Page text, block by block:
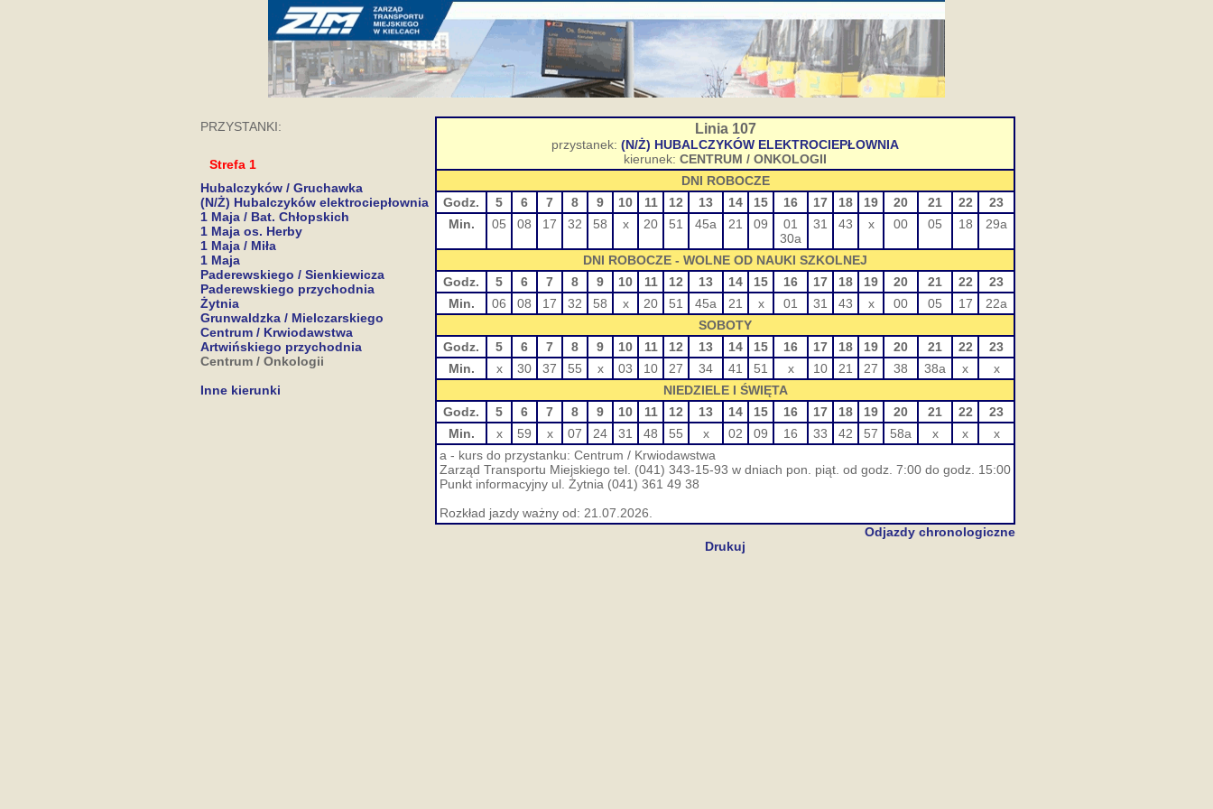
PRZYSTANKI:
Strefa 1
Hubalczyków / Gruchawka
(N/Ż) Hubalczyków elektrociepłownia
1 Maja / Bat. Chłopskich
1 Maja os. Herby
1 Maja / Miła
1 Maja
Paderewskiego / Sienkiewicza
Paderewskiego przychodnia
Żytnia
Grunwaldzka / Mielczarskiego
Centrum / Krwiodawstwa
Artwińskiego przychodnia
Centrum / Onkologii
Inne kierunki
Linia 107
przystanek: (N/Ż) HUBALCZYKÓW ELEKTROCIEPŁOWNIA
kierunek: CENTRUM / ONKOLOGII
DNI ROBOCZE
Godz.
5 6 7 8 9 10 11 12 13 14 15 16 17 18 19 20 21 22
23
Min.
05 08 17 32 58 x 20 51 45a 21 09
01
30a
31 43 x 00 05 18 29a
DNI ROBOCZE - WOLNE OD NAUKI SZKOLNEJ
Godz.
5 6 7 8 9 10 11 12 13 14 15 16 17 18 19 20 21 22
23
Min.
06 08 17 32 58 x 20 51 45a 21 x 01 31 43 x 00 05 17
22a
SOBOTY
Godz.
5 6 7 8 9 10 11 12 13 14 15 16 17 18 19 20 21 22
23
Min.
x 30 37 55 x 03 10 27 34 41 51 x 10 21 27 38 38a x
x
NIEDZIELE I ŚWIĘTA
Godz.
5 6 7 8 9 10 11 12 13 14 15 16 17 18 19 20 21 22
23
Min.
x 59 x 07 24 31 48 55 x 02 09 16 33 42 57 58a x x
x
a - kurs do przystanku: Centrum / Krwiodawstwa
Zarząd Transportu Miejskiego tel. (041) 343-15-93 w dniach pon. piąt. od godz. 7:00 do godz. 15:00
Punkt informacyjny ul. Żytnia (041) 361 49 38
Rozkład jazdy ważny od: 21.07.2026.
Odjazdy chronologiczne
Drukuj